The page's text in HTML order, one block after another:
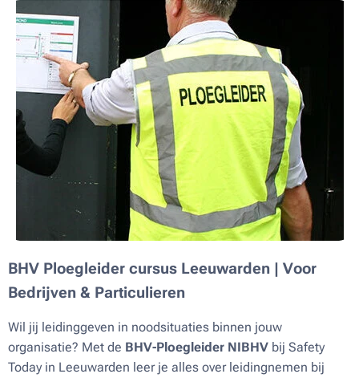
BHV Ploegleider cursus Leeuwarden | Voor
Bedrijven & Particulieren
Wil jij leidinggeven in noodsituaties binnen jouw
organisatie? Met de BHV-Ploegleider NIBHV bij Safety
Today in Leeuwarden leer je alles over leiding­nemen bij